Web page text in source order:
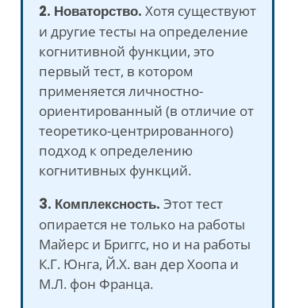
2. Новаторство. Хотя существуют
и другие тесты на определение
когнитивной функции, это
первый тест, в котором
применяется личностно-
ориентированный (в отличие от
теоретико-центрированного)
подход к определению
когнитивных функций.
3. Комплексность. Этот тест
опирается не только на работы
Майерс и Бриггс, но и на работы
К.Г. Юнга, Й.Х. ван дер Хоопа и
М.Л. фон Франца.